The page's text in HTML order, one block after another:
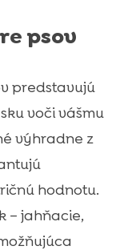
psov
predstavujú
voči vášmu
výhradne z
hodnotu.
– jahňacie,